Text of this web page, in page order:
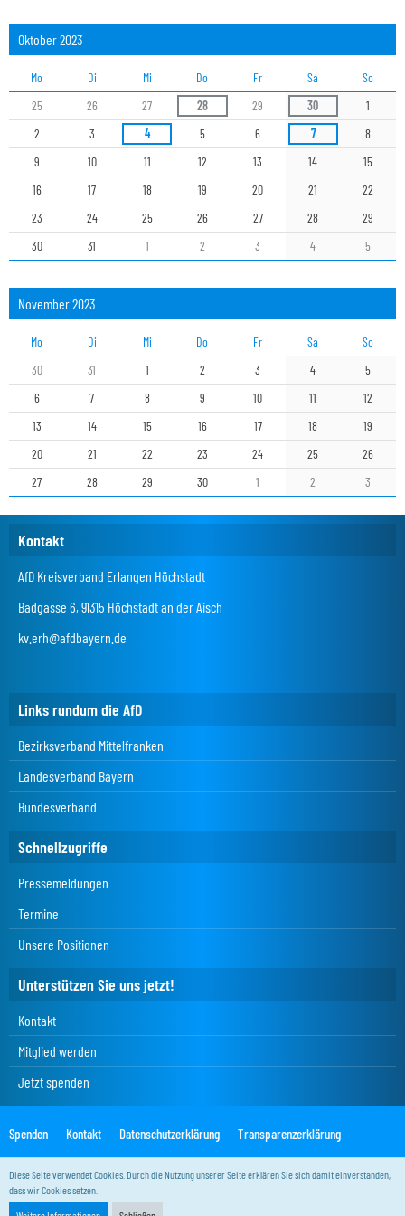
Oktober 2023
Mo Di Mi Do Fr Sa
So
25
26 27 28 29 30
1
2
3 4 5 6 7
8
9
10 11 12 13 14
15
16
17 18 19 20 21
22
23
24 25 26 27 28
29
30
31 1 2 3 4 5
November 2023
Mo Di Mi Do Fr Sa
So
30
31 1 2 3 4
5
6
7 8 9 10 11
12
13
14 15 16 17 18
19
20
21 22 23 24 25
26
27
28 29 30 1 2 3
Kontakt
AfD Kreisverband Erlangen Höchstadt
Badgasse 6, 91315 Höchstadt an der Aisch
kv.erh@afdbayern.de
Links rundum die AfD
Bezirksverband Mittelfranken
Landesverband Bayern
Bundesverband
Schnellzugriffe
Pressemeldungen
Termine
Unsere Positionen
Unterstützen Sie uns jetzt!
Kontakt
Mitglied werden
Jetzt spenden
Spenden Kontakt Datenschutzerklärung Transparenzerklärung
Impressum
Diese Seite verwendet Cookies. Durch die Nutzung unserer Seite erklären Sie sich damit einverstanden,
dass wir Cookies setzen.